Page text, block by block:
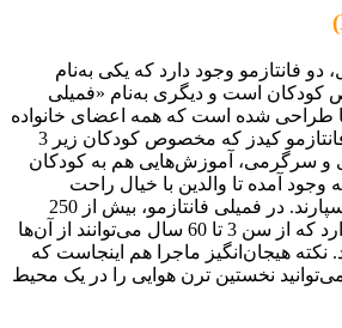
دو فانتازمو وجود دارد که یکی به‌نام
کودکان است و دیگری به‌نام «فمیلی
طراحی شده است که همه اعضای خانواده
بتوانند استفاده کنند. در فانتازمو کیدز که مخصوص کودکان زیر 3
و سرگرمی، آموزش‌هایی هم به کودکان
آمده تا والدین با خیال راحت
فرزندان خود را به آنجا بسپارند. در فمیلی فانتازمو، بیش از 250
وسیله سرگرمی وجود دارد که از سن 3 تا 60 سال می‌توانند از آن‌ها
نکته هیجان‌انگیز ماجرا هم اینجاست که
نخستین ترن هوایی را در یک محیط